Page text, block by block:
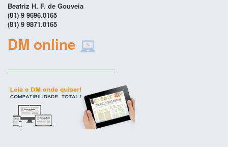
Beatriz H. F. de Gouveia
(81) 9 9696.0165
(81) 9 9871.0165
DM online